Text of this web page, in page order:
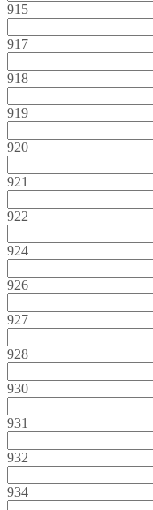
915
917
918
919
920
921
922
924
926
927
928
930
931
932
934